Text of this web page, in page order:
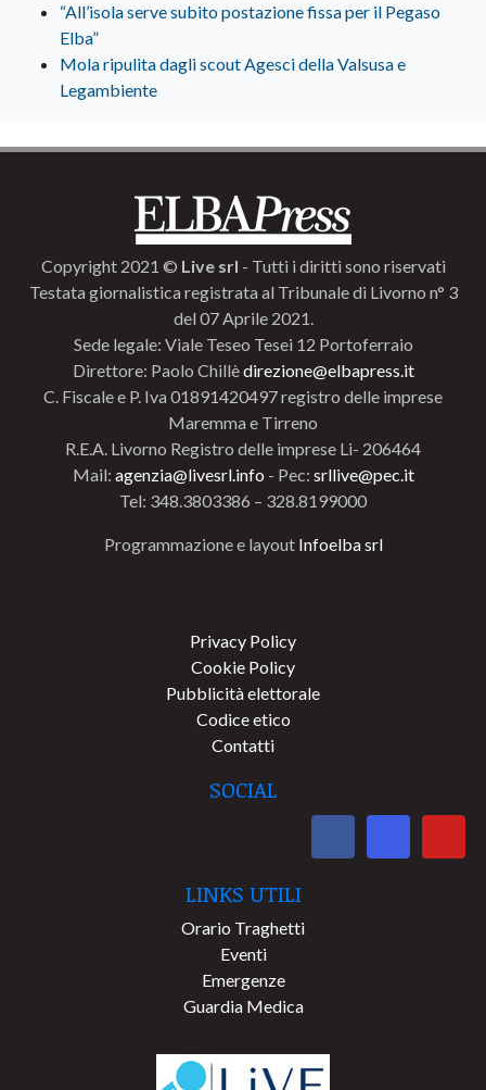
“All’isola serve subito postazione fissa per il Pegaso
Elba”
Mola ripulita dagli scout Agesci della Valsusa e
Legambiente
Copyright 2021 © Live srl - Tutti i diritti sono riservati
Testata giornalistica registrata al Tribunale di Livorno n° 3
del 07 Aprile 2021.
Sede legale: Viale Teseo Tesei 12 Portoferraio
Direttore: Paolo Chillèdirezione@elbapress.it
C. Fiscale e P. Iva 01891420497 registro delle imprese
Maremma e Tirreno
R.E.A. Livorno Registro delle imprese Li- 206464
Mail: agenzia@livesrl.info - Pec: srllive@pec.it
Tel: 348.3803386 – 328.8199000
Programmazione e layout Infoelba srl
Privacy Policy
Cookie Policy
Pubblicità elettorale
Codice etico
Contatti
SOCIAL
LINKS UTILI
Orario Traghetti
Eventi
Emergenze
Guardia Medica